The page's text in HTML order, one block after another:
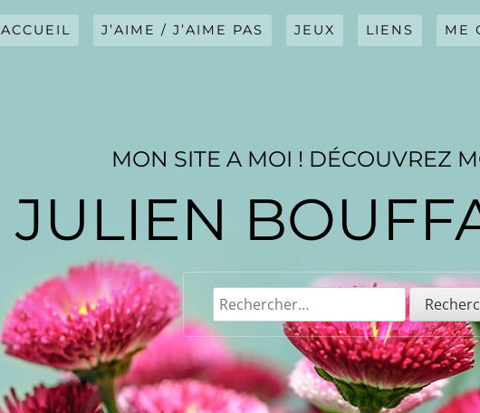
ACCUEIL J’AIME / J’AIME PAS JEUX LIENS ME
MON SITE A MOI ! DÉCOUVREZ
JULIEN
Rechercher :